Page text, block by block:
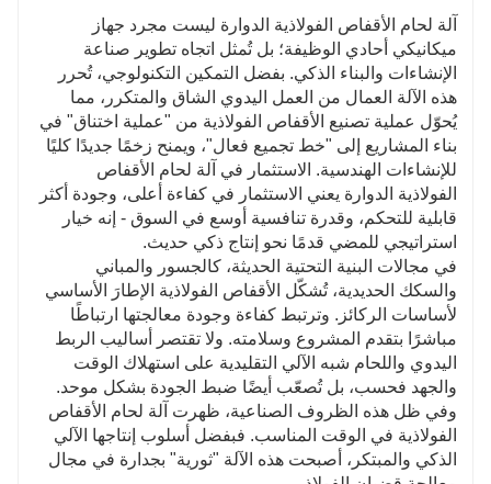
التصميم.
جودة قابلة للتحكم: تتجنب هذه التقنية بشكل أساسي
المشاكل الناتجة عن العمليات اليدوية، مثل اللحامات
المفقودة، واللحامات الزائفة، وعدم تساوي المسافات. كما
تضمن قوة وصلابة وتماسك القفص الفولاذي بشكل موثوق.
3. خفض كبير في التكاليف، وتحسين
الفوائد
انخفاض كبير في تكاليف العمالة: لا يتطلب الأمر سوى عامل
أو عاملين لمراقبة العملية، وتحميل المواد، وتفريغ المنتجات
النهائية لإتمام سير العمل بالكامل. وبالمقارنة مع الفرق
التقليدية المكونة من 6 إلى 8 أشخاص، يمكن خفض تكاليف
العمالة بأكثر من 60%.
انخفاض المواد الاستهلاكية والخسائر: فهو يتحكم بدقة في
استخدام المواد، مما يقلل من هدر قضبان الفولاذ والاستهلاك
المفرط لمواد اللحام، مما يؤدي إلى انخفاض كبير في
تكاليف الإنتاج الإجمالية.
4. السلامة وحماية البيئة وتحسين
ظروف العمل
آلة لحام الأقفاص الفولاذية الدوارة ليست مجرد جهاز
ميكانيكي أحادي الوظيفة؛ بل تُمثل اتجاه تطوير صناعة
الإنشاءات والبناء الذكي. بفضل التمكين التكنولوجي، تُحرر
هذه الآلة العمال من العمل اليدوي الشاق والمتكرر، مما
يُحوّل عملية تصنيع الأقفاص الفولاذية من "عملية اختناق" في
بناء المشاريع إلى "خط تجميع فعال"، ويمنح زخمًا جديدًا كليًا
للإنشاءات الهندسية. الاستثمار في آلة لحام الأقفاص
الفولاذية الدوارة يعني الاستثمار في كفاءة أعلى، وجودة أكثر
قابلية للتحكم، وقدرة تنافسية أوسع في السوق - إنه خيار
استراتيجي للمضي قدمًا نحو إنتاج ذكي حديث.
في مجالات البنية التحتية الحديثة، كالجسور والمباني
والسكك الحديدية، تُشكّل الأقفاص الفولاذية الإطارَ الأساسي
لأساسات الركائز. وترتبط كفاءة وجودة معالجتها ارتباطًا
مباشرًا بتقدم المشروع وسلامته. ولا تقتصر أساليب الربط
اليدوي واللحام شبه الآلي التقليدية على استهلاك الوقت
والجهد فحسب، بل تُصعّب أيضًا ضبط الجودة بشكل موحد.
وفي ظل هذه الظروف الصناعية، ظهرت آلة لحام الأقفاص
الفولاذية في الوقت المناسب. فبفضل أسلوب إنتاجها الآلي
الذكي والمبتكر، أصبحت هذه الآلة "ثورية" بجدارة في مجال